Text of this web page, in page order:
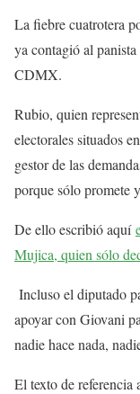
La fiebre cuatrotera
ya contagió al
CDMX.
Rubio, quien
electorales situados
gestor de las
porque sólo promete
De ello escribió aquí
Mujica, quien sólo
Incluso el diputado
apoyar con Giovani
nadie hace nada,
El texto de referencia